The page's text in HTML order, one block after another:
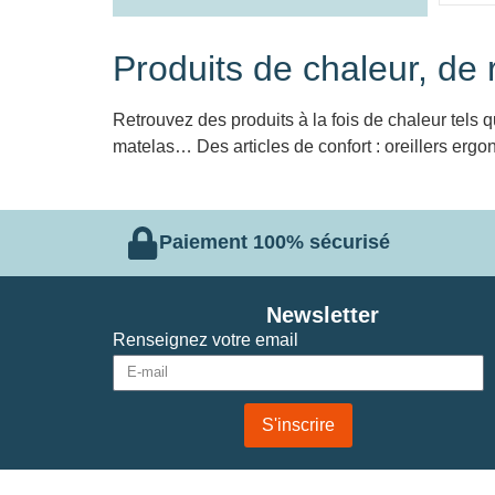
Produits de chaleur,
Retrouvez des produits à la fois de chaleur tels
matelas… Des articles de confort : oreillers
Paiement 100% sécurisé
Renseignez votre email
S'inscrire
Newsletter